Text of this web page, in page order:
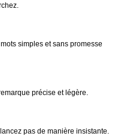
simples et sans promesse
précise et légère.
pas de manière insistante.